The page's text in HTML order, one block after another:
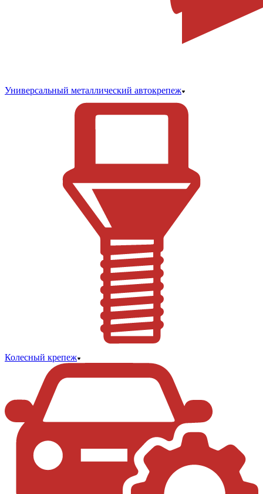
Универсальный металлический автокрепеж
Колесный крепеж